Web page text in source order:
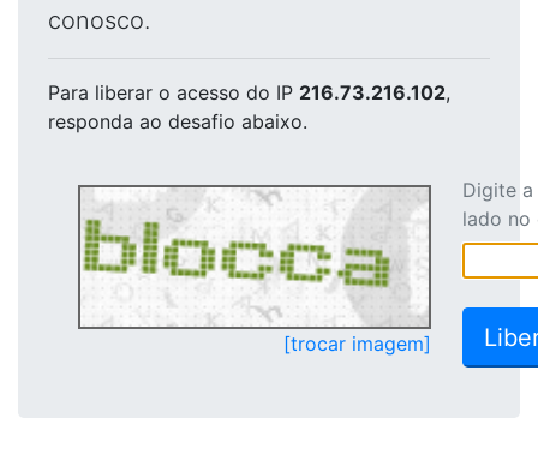
conosco.
Para liberar o acesso do IP 216.73.216.102,
responda ao desafio abaixo.
[trocar imagem]
Digite
lado no